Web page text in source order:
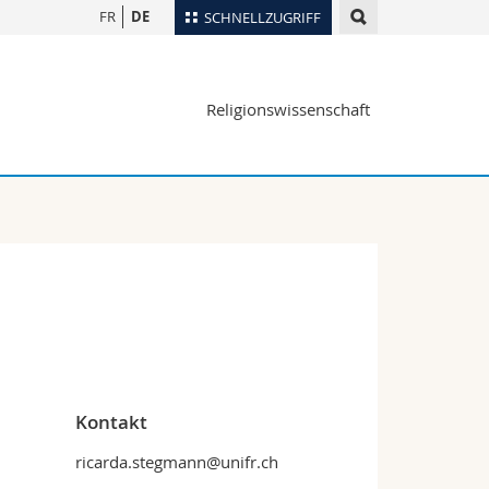
SCHNELLZUGRIFF
Ortsplan
Webmail
FR DE
Religionswissenschaft
Kontakt
ricarda.stegmann@unifr.ch